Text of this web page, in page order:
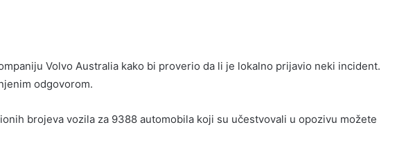
Volvo Australia kako bi proverio da li je lokalno prijavio neki incident.
odgovorom.
brojeva vozila za 9388 automobila koji su učestvovali u opozivu možete